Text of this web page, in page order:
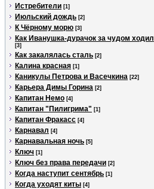
Истребители [1]
Июльский дождь [2]
К Чёрному морю [3]
Как Иванушка-дурачок за чудом ходил
[3]
Как закалялась сталь [2]
Калина красная [1]
Каникулы Петрова и Васечкина [22]
Карьера Димы Горина [2]
Капитан Немо [4]
Капитан "Пилигрима" [1]
Капитан Фракасс [4]
Карнавал [4]
Карнавальная ночь [5]
Ключ [1]
Ключ без права передачи [2]
Когда наступит сентябрь [1]
Когда уходят киты [4]